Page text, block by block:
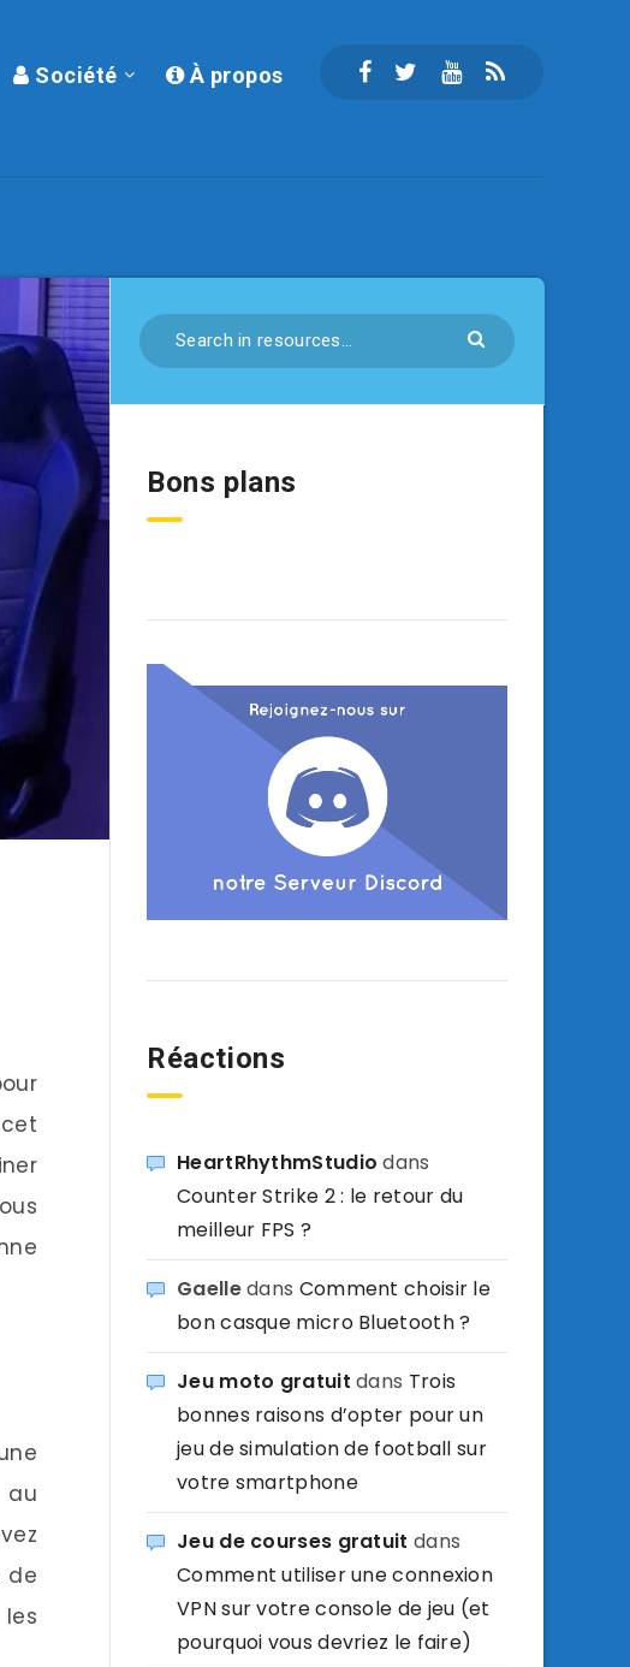
Société À propos
au
de
Bons plans
Réactions
HeartRhythmStudio dans
Counter Strike 2 : le retour du
meilleur FPS ?
Gaelledans Comment choisir le
bon casque micro Bluetooth ?
Jeu moto gratuit dans Trois
bonnes raisons d’opter pour un
jeu de simulation de football sur
votre smartphone
Jeu de courses gratuit dans
Comment utiliser une connexion
VPN sur votre console de jeu (et
pourquoi vous devriez le faire)